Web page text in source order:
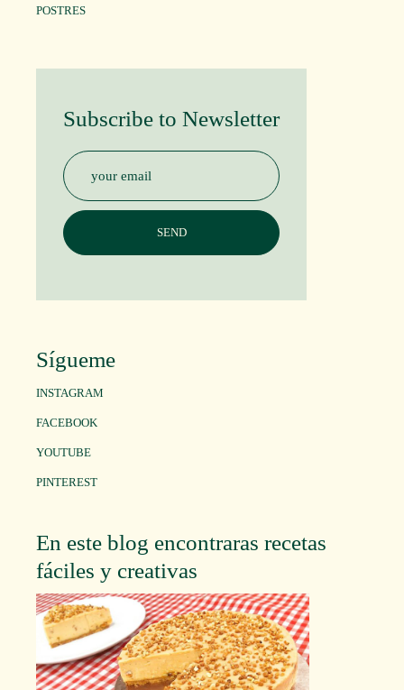
POSTRES
Subscribe to Newsletter
Sígueme
INSTAGRAM
FACEBOOK
YOUTUBE
PINTEREST
En este blog encontraras recetas
fáciles y creativas